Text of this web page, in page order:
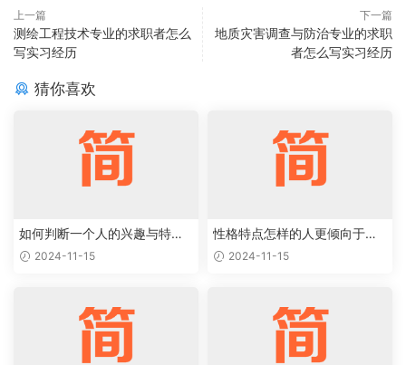
上一篇
测绘工程技术专业的求职者怎么
写实习经历
下一篇
地质灾害调查与防治专业的求职
者怎么写实习经历
猜你喜欢
如何判断一个人的兴趣与特定
职业能够完美结合
2024-11-15
性格特点怎样的人更倾向于特
定类型的工作岗位
2024-11-15